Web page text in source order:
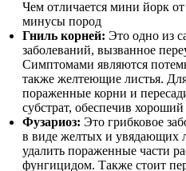
Чем отличается мини йорк
минусы пород
Гниль корней: Это одно из
заболеваний, вызванное
Симптомами являются
также желтеющие листья.
пораженные корни и
субстрат, обеспечив
Фузариоз: Это грибковое
в виде желтых и увядающих
удалить пораженные части
фунгицидом. Также стоит